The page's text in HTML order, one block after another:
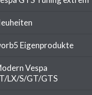
Eigenprodukte
Vespa
LX/S/GT/GTS